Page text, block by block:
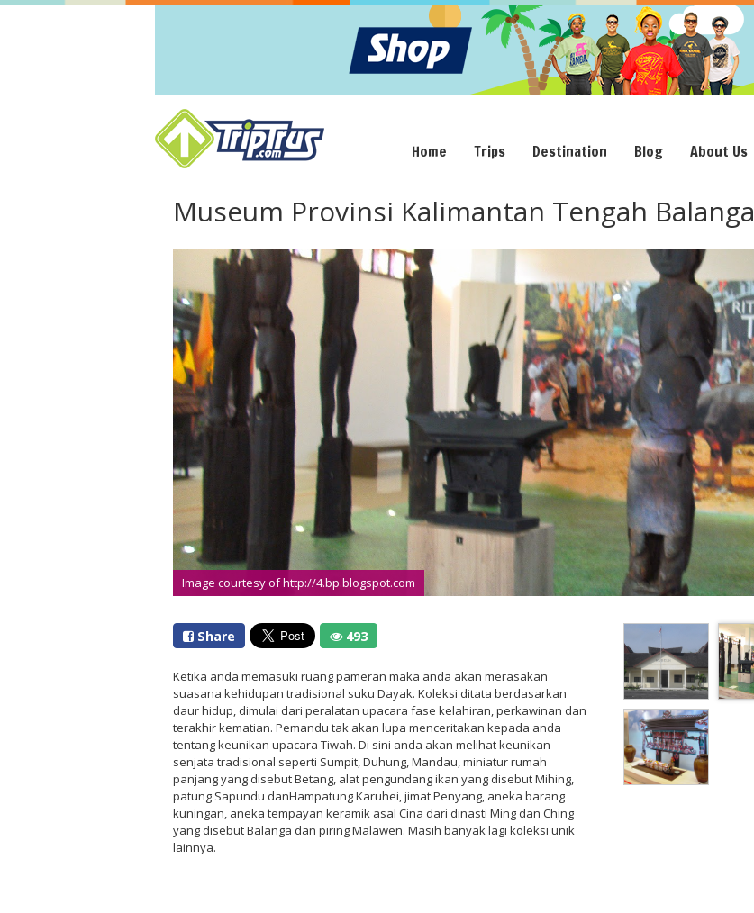
Home Trips Destination Blog About Us
Museum Provinsi Kalimantan Tengah Balanga
Image courtesy of http://4.bp.blogspot.com
Share 493
Ketika anda memasuki ruang pameran maka anda akan merasakan
suasana kehidupan tradisional suku Dayak. Koleksi ditata berdasarkan
daur hidup, dimulai dari peralatan upacara fase kelahiran, perkawinan dan
terakhir kematian. Pemandu tak akan lupa menceritakan kepada anda
tentang keunikan upacara Tiwah. Di sini anda akan melihat keunikan
senjata tradisional seperti Sumpit, Duhung, Mandau, miniatur rumah
panjang yang disebut Betang, alat pengundang ikan yang disebut Mihing,
patung Sapundu danHampatung Karuhei, jimat Penyang, aneka barang
kuningan, aneka tempayan keramik asal Cina dari dinasti Ming dan Ching
yang disebut Balanga dan piring Malawen. Masih banyak lagi koleksi unik
lainnya.